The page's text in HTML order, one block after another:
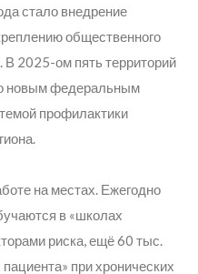
стало внедрение
общественного
В 2025-ом пять территорий
новым федеральным
профилактики
на местах. Ежегодно
в «школах
риска, ещё 60 тыс.
при хронических